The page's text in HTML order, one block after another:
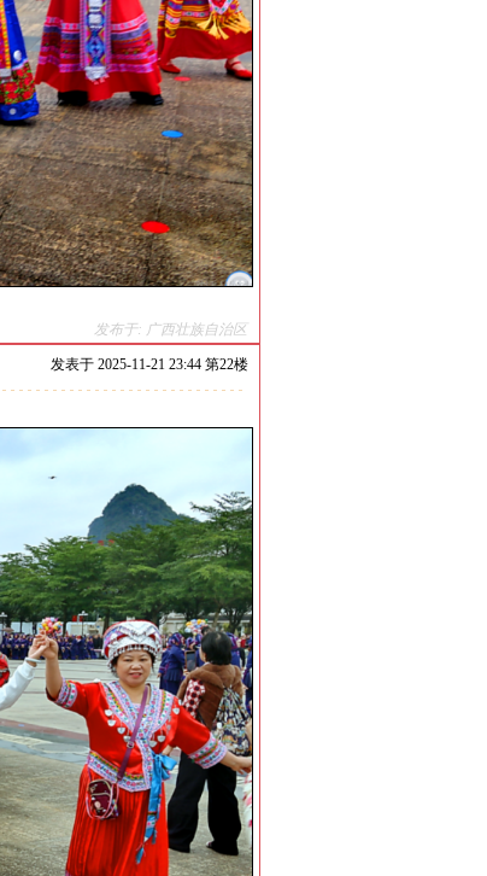
发布于: 广西壮族自治区
发表于 2025-11-21 23:44 第22楼